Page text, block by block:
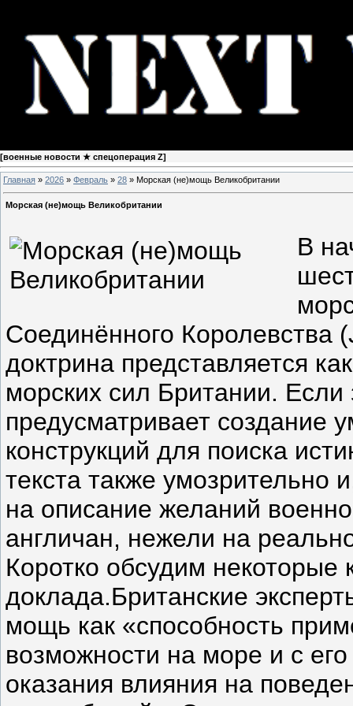
[военные новости ★ спецоперация Z]
Главная » 2026 » Февраль » 28 » Морская (не)мощь Великобритании
Морская (не)мощь Великобритании
В
Соединённого Королевства
доктрина представляется
морских сил Британии.
предусматривает создание
конструкций для поиска
текста также умозрительно
на описание желаний
англичан, нежели на
Коротко обсудим
доклада.Британские
мощь как «способность
возможности на море и с
оказания влияния на